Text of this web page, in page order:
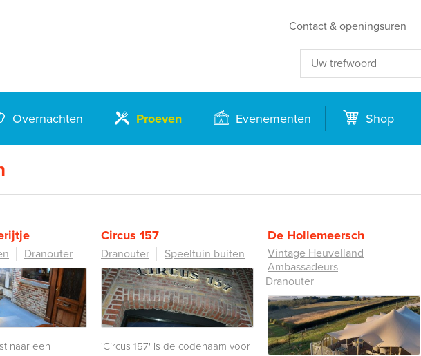
Contact & openingsuren
Overnachten Proeven Evenementen Shop
Dranouter
naar een
Circus 157
Dranouter Speeltuin buiten
'Circus 157' is de codenaam voor
De Hollemeersch
Vintage Heuvelland
Ambassadeurs
Dranouter